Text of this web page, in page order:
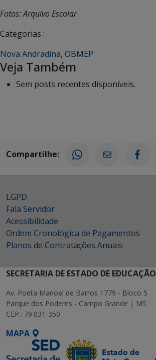
Fotos: Arquivo Escolar
Categorias :
Nova Andradina, OBMEP
Veja Também
Sem posts recentes disponíveis.
Compartilhe:
LGPD
Fala Servidor
Acessibilidade
Ordem Cronológica de Pagamentos
Planos de Contratações Anuais
SECRETARIA DE ESTADO DE EDUCAÇÃO
Av. Poeta Manoel de Barros 1779 - Bloco 5
Parque dos Poderes - Campo Grande | MS
CEP.: 79.031-350
MAPA